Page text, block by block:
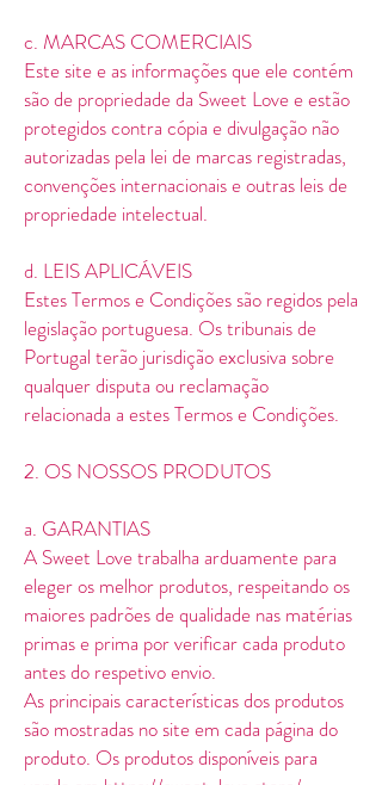
c. MARCAS COMERCIAIS
Este site e as informações que ele contém
são de propriedade da Sweet Love e estão
protegidos contra cópia e divulgação não
autorizadas pela lei de marcas registradas,
convenções internacionais e outras leis de
propriedade intelectual.
d. LEIS APLICÁVEIS
Estes Termos e Condições são regidos pela
legislação portuguesa. Os tribunais de
Portugal terão jurisdição exclusiva sobre
qualquer disputa ou reclamação
relacionada a estes Termos e Condições.
2. OS NOSSOS PRODUTOS
a. GARANTIAS
A Sweet Love trabalha arduamente para
eleger os melhor produtos, respeitando os
maiores padrões de qualidade nas matérias
primas e prima por verificar cada produto
antes do respetivo envio.
As principais características dos produtos
são mostradas no site em cada página do
produto. Os produtos disponíveis para